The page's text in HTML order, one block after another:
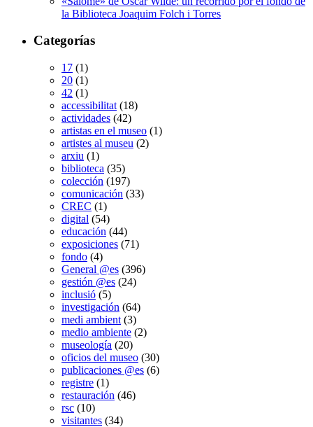
la Biblioteca Joaquim Folch i Torres
Categorías
17 (1)
20 (1)
42 (1)
accessibilitat (18)
actividades (42)
artistas en el museo (1)
artistes al museu (2)
arxiu (1)
biblioteca (35)
colección (197)
comunicación (33)
CREC (1)
digital (54)
educación (44)
exposiciones (71)
fondo (4)
General @es (396)
gestión @es (24)
inclusió (5)
investigación (64)
medi ambient (3)
medio ambiente (2)
museología (20)
oficios del museo (30)
publicaciones @es (6)
registre (1)
restauración (46)
rsc (10)
visitantes (34)